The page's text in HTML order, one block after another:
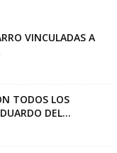
VINCULADAS A
TODOS LOS
DEL...